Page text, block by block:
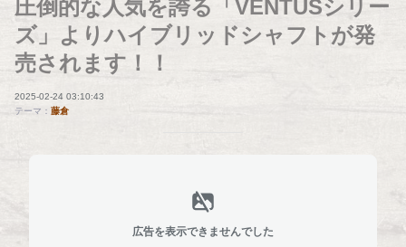
圧倒的な人気を誇る「VENTUSシリー
ズ」よりハイブリッドシャフトが発
売されます！！
2025-02-24 03:10:43
テーマ： 藤倉
広告を表示できませんでした